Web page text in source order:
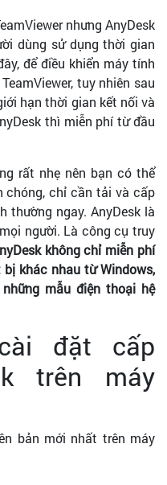
nhưng AnyDesk
dùng sử dụng thời gian
để điều khiển máy tính
tuy nhiên sau
hạn thời gian kết nối và
thì miễn phí từ đầu
rất nhẹ nên bạn có thể
chóng, chỉ cần tải và cấp
thường ngay. AnyDesk là
người. Là công cụ truy
không chỉ miễn phí
khác nhau từ Windows,
những mẫu điện thoại hệ
đặt cấp
trên máy
bản mới nhất trên máy